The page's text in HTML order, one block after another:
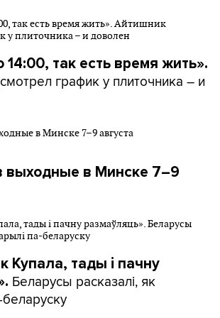
так есть время жить».
график у плиточника – и
выходные в Минске 7–9
Купала, тады і пачну
Беларусы расказалі, як